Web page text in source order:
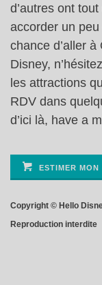
d’autres ont
accorder un
chance d’aller
Disney,
les attractions
RDV dans
d’ici là, have a
ESTIMER
Copyright © Hello
Reproduction interdite